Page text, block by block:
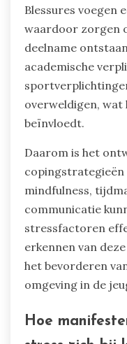
Blessures voegen
waardoor zorgen
deelname
academische
overweldigen, wat
beïnvloedt.
Daarom is het
copingstrategieën
mindfulness,
communicatie
stressfactoren
erkennen van
het bevorderen
omgeving in de
Hoe